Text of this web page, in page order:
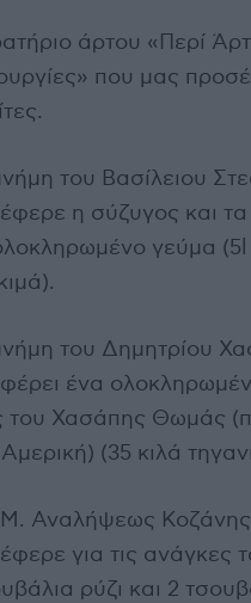
άρτου «Περί
που μας
του Βασίλειου
η σύζυγος και τα
γεύμα (5l
του Δημητρίου
ένα
του Χασάπης Θωμάς
(35 κιλά
Αναλήψεως
για τις ανάγκες
ρύζι και 2